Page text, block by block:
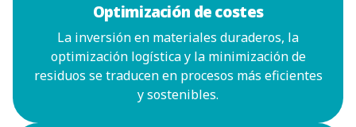
Optimización de costes
La inversión en materiales duraderos, la
optimización logística y la minimización de
residuos se traducen en procesos más eficientes
y sostenibles.